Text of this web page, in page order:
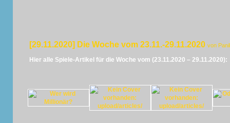
[29.11.2020] Die Woche vom 23.11.-29.11.2020 von
Hier alle Spiele-Artikel für die Woche vom (23.11.2020 – 29.11.2020):